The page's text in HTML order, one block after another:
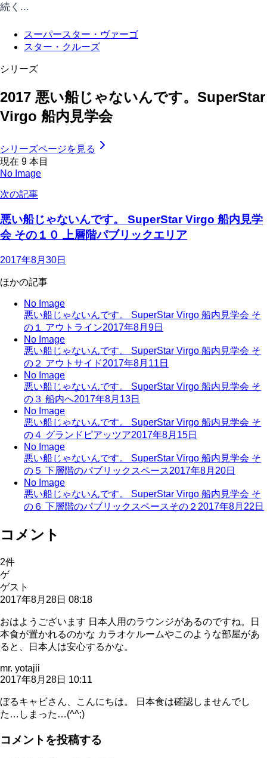
続く...
スーパースター・ヴァーゴ
スター・クルーズ
シリーズ
2017 悪い船じゃないんです。SuperStar
Virgo 船内見学会
シリーズページを見る
現在 9 本目
No Image
次の記事
悪い船じゃないんです。 SuperStar Virgo 船内見学
会 その１０ 上層階パブリックエリア
2017年8月30日
ほかの記事
No Image
悪い船じゃないんです。 SuperStar Virgo 船内見学会 そ
の１ アウトライン2017年8月9日
No Image
悪い船じゃないんです。 SuperStar Virgo 船内見学会 そ
の２ アウトサイド2017年8月11日
No Image
悪い船じゃないんです。 SuperStar Virgo 船内見学会 そ
の３ 船内へ2017年8月13日
No Image
悪い船じゃないんです。 SuperStar Virgo 船内見学会 そ
の４ グランドピアッツア2017年8月15日
No Image
悪い船じゃないんです。 SuperStar Virgo 船内見学会 そ
の５ 下層階のパブリックスペース2017年8月20日
No Image
悪い船じゃないんです。 SuperStar Virgo 船内見学会 そ
の６ 下層階のパブリックスペースその２ 2017年8月22日
コメント
2件
ゲ
ゲスト
2017年8月28日 08:18
おはようございます 日本人用のラウンジがあるのですね。日
本食が置かれるのかな カラオケルームやこのような部屋があ
ると、日本人は安心するかな。
mr. yotajii
2017年8月28日 10:11
ぼるキャビさん、こんにちは。 日本食は確認しませんでし
た…しまった…(^^;)
コメントを投稿する